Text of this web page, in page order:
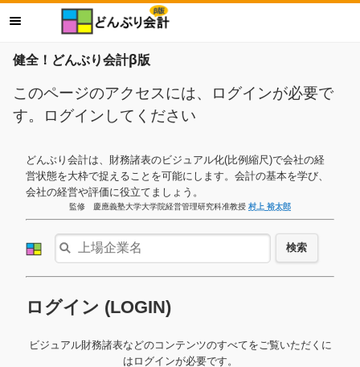
健全！どんぶり会計β版
このページのアクセスには、ログインが必要で
す。ログインしてください
どんぶり会計は、財務諸表のビジュアル化(比例縮尺)で会社の経
営状態を大枠で捉えることを可能にします。会計の基本を学び、
会社の経営や評価に役立てましょう。
監修 慶應義塾大学大学院経営管理研究科准教授 村上 裕太郎
検索
ログイン (LOGIN)
ビジュアル財務諸表などのコンテンツのすべてをご覧いただくに
はログインが必要です。